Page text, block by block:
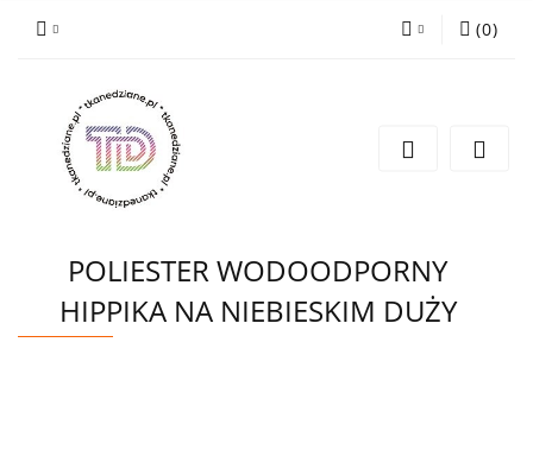
Wyślij e-mail
(0)
POLIESTER WODOODPORNY
HIPPIKA NA NIEBIESKIM DUŻY